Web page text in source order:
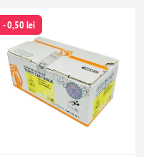
- 0,50 lei